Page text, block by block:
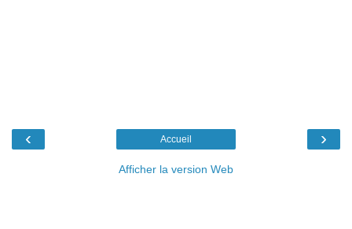
‹ ›
Accueil
Afficher la version Web